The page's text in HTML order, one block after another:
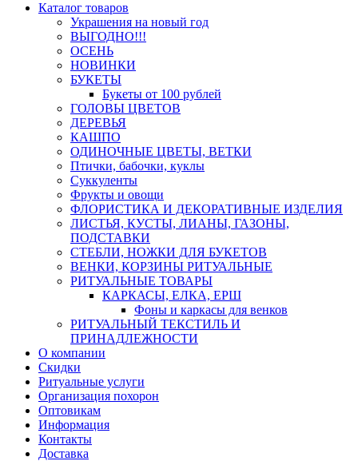
Каталог товаров
Украшения на новый год
ВЫГОДНО!!!
ОСЕНЬ
НОВИНКИ
БУКЕТЫ
Букеты от 100 рублей
ГОЛОВЫ ЦВЕТОВ
ДЕРЕВЬЯ
КАШПО
ОДИНОЧНЫЕ ЦВЕТЫ, ВЕТКИ
Птички, бабочки, куклы
Суккуленты
Фрукты и овощи
ФЛОРИСТИКА И ДЕКОРАТИВНЫЕ ИЗДЕЛИЯ
ЛИСТЬЯ, КУСТЫ, ЛИАНЫ, ГАЗОНЫ,
ПОДСТАВКИ
СТЕБЛИ, НОЖКИ ДЛЯ БУКЕТОВ
ВЕНКИ, КОРЗИНЫ РИТУАЛЬНЫЕ
РИТУАЛЬНЫЕ ТОВАРЫ
КАРКАСЫ, ЕЛКА, ЕРШ
Фоны и каркасы для венков
РИТУАЛЬНЫЙ ТЕКСТИЛЬ И
ПРИНАДЛЕЖНОСТИ
О компании
Скидки
Ритуальные услуги
Организация похорон
Оптовикам
Информация
Контакты
Доставка